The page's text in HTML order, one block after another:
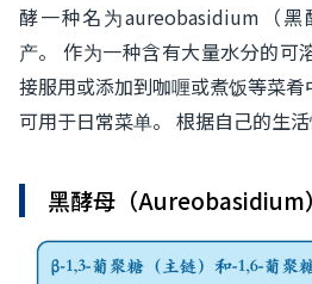
酵一种名为aureobasidium（
产。 作为一种含有大量水分的可
接服用或添加到咖喱或煮饭等菜肴
可用于日常菜单。 根据自己的生活
黑酵母（Aureobasidium